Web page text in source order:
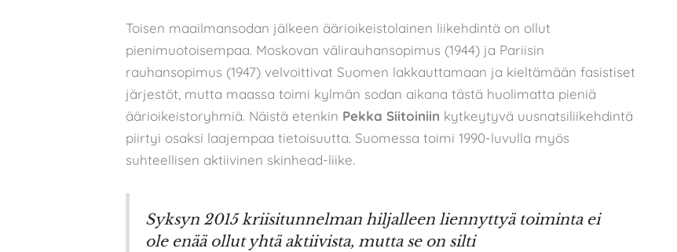
Toisen maailmansodan jälkeen äärioikeistolainen liikehdintä on ollut
pienimuotoisempaa. Moskovan välirauhansopimus (1944) ja Pariisin
rauhansopimus (1947) velvoittivat Suomen lakkauttamaan ja kieltämään fasistiset
järjestöt, mutta maassa toimi kylmän sodan aikana tästä huolimatta pieniä
äärioikeistoryhmiä. Näistä etenkin Pekka Siitoiniin kytkeytyvä uusnatsiliikehdintä
piirtyi osaksi laajempaa tietoisuutta. Suomessa toimi 1990-luvulla myös
suhteellisen aktiivinen skinhead-liike.
Syksyn 2015 kriisitunnelman hiljalleen liennyttyä toiminta ei
ole enää ollut yhtä aktiivista, mutta se on silti